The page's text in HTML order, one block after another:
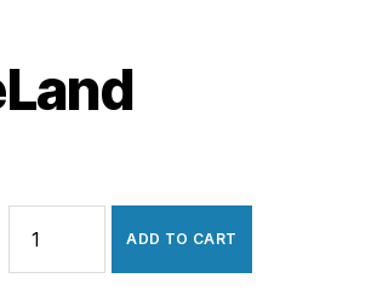
quantity
ADD TO CART